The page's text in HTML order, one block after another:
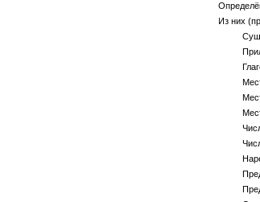
Из них